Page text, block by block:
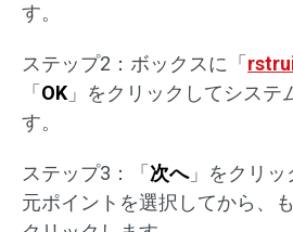
す。
ステップ2：ボックスに「
「 OK 」をクリックしてシステ
す。
ステップ3：「 次へ」をクリッ
元ポイントを選択してから、